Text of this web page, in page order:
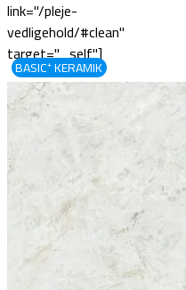
link="/pleje-
vedligehold/#clean"
target="_self"]
BASIC⁺ KERAMIK